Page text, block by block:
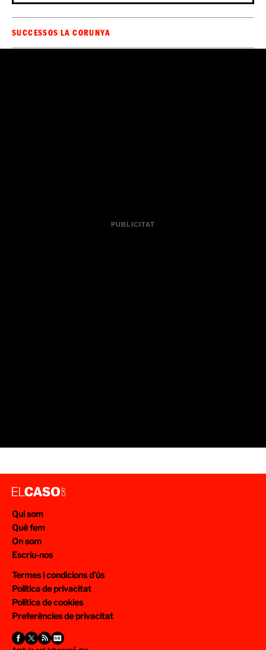
SUCCESSOS LA CORUNYA
Qui som
Què fem
On som
Escriu-nos
Termes i condicions d’ús
Política de privacitat
Política de cookies
Preferències de privacitat